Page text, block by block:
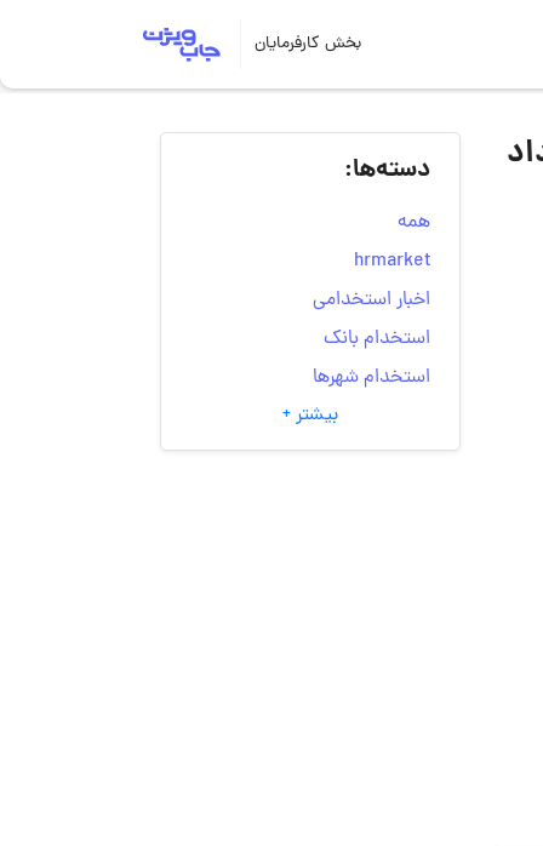
بخش کارفرمایان
اسپندار | ۱۰ خرداد دسته‌ها:
همه
hrmarket
اخبار استخدامی
استخدام بانک
استخدام شهرها
انتخاب مسیر شغلی
به‌روزرسانی‌های سایت
بیشتر +